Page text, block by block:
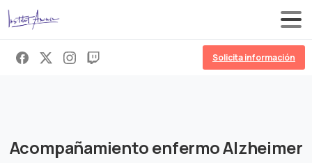
Solicita información
AcompañamientoenfermoAlzheimer